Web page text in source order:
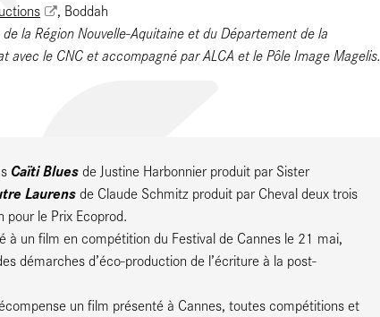
, Boddah
la Région Nouvelle-Aquitaine et du Département de la
avec le CNC et accompagné par ALCA et le Pôle Image Magelis.
Caïti Bluesde Justine Harbonnier produit par Sister
Laurensde Claude Schmitz produit par Cheval deux trois
le Prix Ecoprod.
à un film en compétition du Festival de Cannes le 21 mai,
démarches d’éco-production de l’écriture à la post-
un film présenté à Cannes, toutes compétitions et